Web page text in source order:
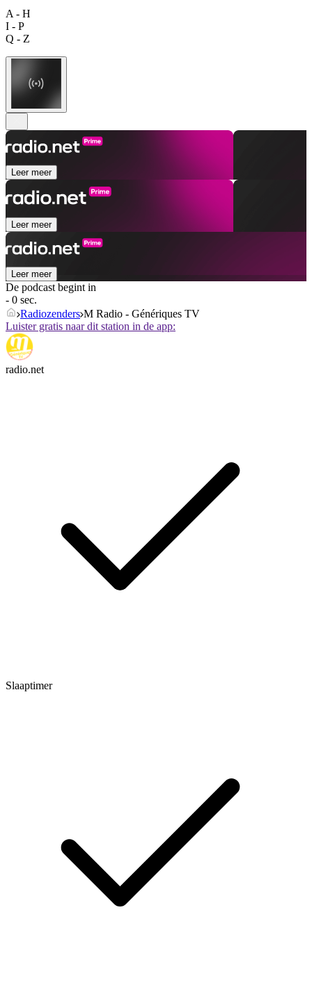
A - H
I - P
Q - Z
Leer meer
Leer meer
Leer meer
De podcast begint in
- 0 sec.
Radiozenders M Radio - Génériques TV
Luister gratis naar dit station in de app:
radio.net
Slaaptimer